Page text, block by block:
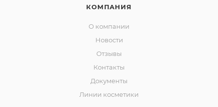
КОМПАНИЯ
О компании
Новости
Отзывы
Контакты
Документы
Линии косметики